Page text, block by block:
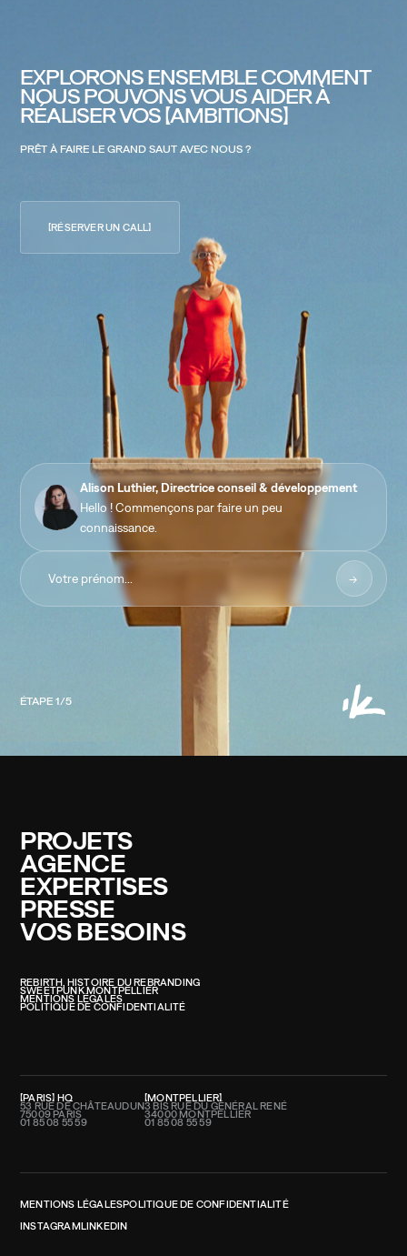
53 RUE DE CHÂTEAUDUN
75009 PARIS
3 BIS RUE DU GÉNÉRAL RENÉ
34000 MONTPELLIER
EXPLORONSENSEMBLECOMMENT
NOUSPOUVONSVOUSAIDERÀ
RÉALISERVOS AMBITIONS
PRÊT À FAIRE LE GRAND SAUT AVEC NOUS ?
RÉSERVER UN CALL
Alison Luthier, Directrice conseil & développement
Hello ! Commençons par faire un peu
connaissance.
->
ÉTAPE 1/5
PROJETS
AGENCE
EXPERTISES
PRESSE
VOS BESOINS
REBIRTH, HISTOIRE DU REBRANDING
SWEETPUNK MONTPELLIER
MENTIONS LÉGALES
POLITIQUE DE CONFIDENTIALITÉ
PARIS HQ
53 RUE DE CHÂTEAUDUN
75009 PARIS
01 85 08 55 59
MONTPELLIER
3 BIS RUE DU GÉNÉRAL RENÉ
34000 MONTPELLIER
01 85 08 55 59
INSTAGRAMLINKEDIN
MENTIONS LÉGALESPOLITIQUE DE CONFIDENTIALITÉ